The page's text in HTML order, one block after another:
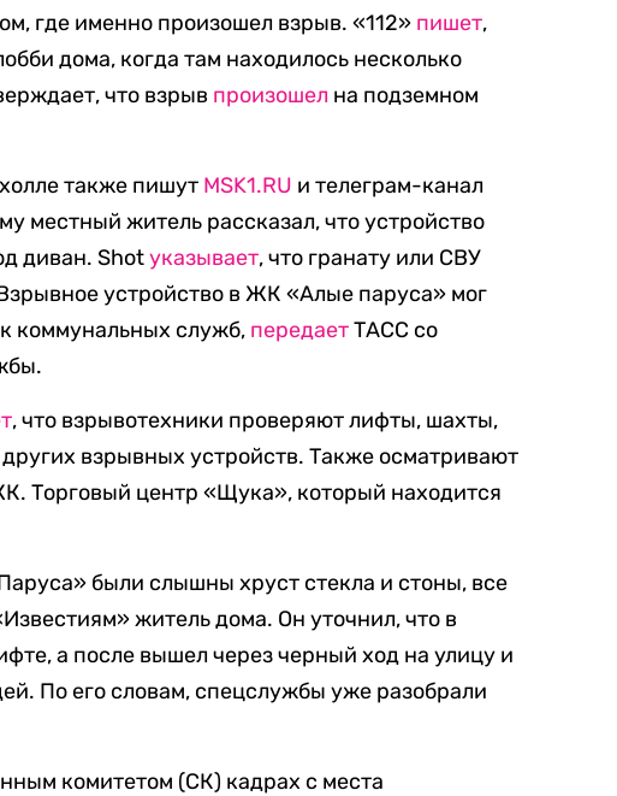
где именно произошел взрыв. «112» пишет,
дома, когда там находилось несколько
что взрыв произошел на подземном
также пишут MSK1.RU и телеграм-канал
местный житель рассказал, что устройство
диван. Shotуказывает, что гранату или СВУ
устройство в ЖК «Алые паруса» мог
коммунальных служб, передаетТАСС со
, что взрывотехники проверяют лифты, шахты,
взрывных устройств. Также осматривают
Торговый центр «Щука», который находится
были слышны хруст стекла и стоны, все
житель дома. Он уточнил, что в
а после вышел через черный ход на улицу и
По его словам, спецслужбы уже разобрали
комитетом (СК) кадрах с места